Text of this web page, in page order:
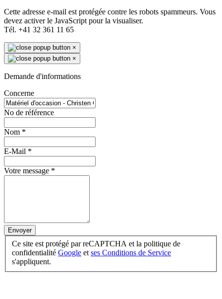
Cette adresse e-mail est protégée contre les robots spammeurs. Vous
devez activer le JavaScript pour la visualiser.
Tél. +41 32 361 11 65
×
×
Demande d'informations
Concerne
No de référence
Nom *
E-Mail *
Votre message *
Envoyer
Ce site est protégé par reCAPTCHA et la politique de
confidentialité Google et ses Conditions de Service
s'appliquent.